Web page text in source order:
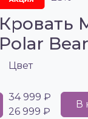
Кровать
Polar
Цвет
34 999 ₽
26 999 ₽
В